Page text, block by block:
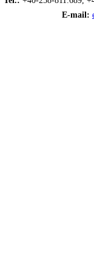
E-mail: